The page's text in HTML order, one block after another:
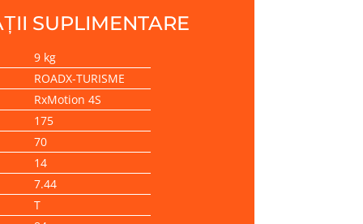
SUPLIMENTARE
9 kg
ROADX-TURISME
RxMotion 4S
175
70
14
7.44
T